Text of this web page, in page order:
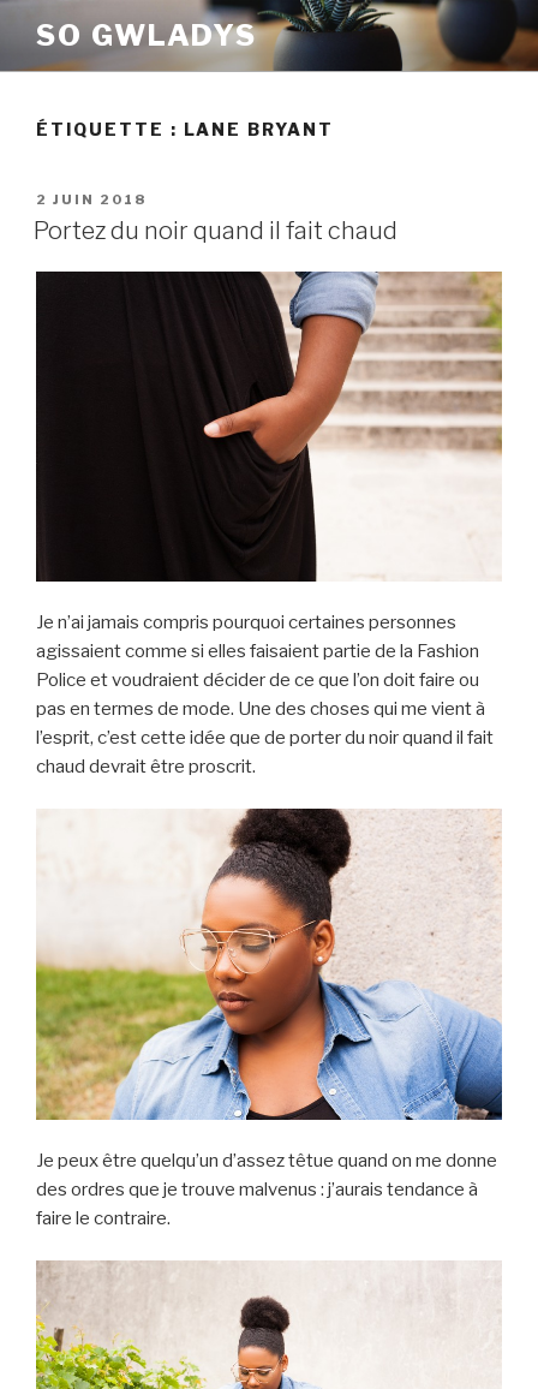
contenu
SO GWLADYS
ÉTIQUETTE : LANE BRYANT
PUBLIÉ
LE
2 JUIN 2018
Portez du noir quand il fait chaud
Je n’ai jamais compris pourquoi certaines personnes
agissaient comme si elles faisaient partie de la Fashion
Police et voudraient décider de ce que l’on doit faire ou
pas en termes de mode. Une des choses qui me vient à
l’esprit, c’est cette idée que de porter du noir quand il fait
chaud devrait être proscrit.
Je peux être quelqu’un d’assez têtue quand on me donne
des ordres que je trouve malvenus : j’aurais tendance à
faire le contraire.